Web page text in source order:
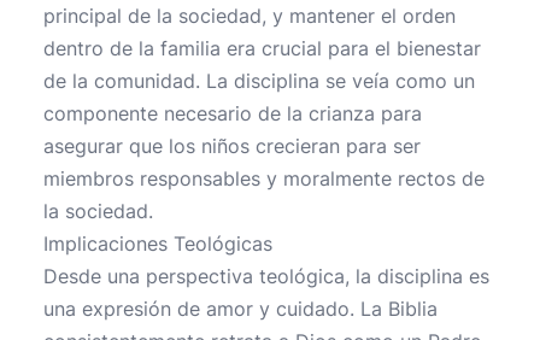
principal de la sociedad, y mantener el orden
dentro de la familia era crucial para el bienestar
de la comunidad. La disciplina se veía como un
componente necesario de la crianza para
asegurar que los niños crecieran para ser
miembros responsables y moralmente rectos de
la sociedad.
Implicaciones Teológicas
Desde una perspectiva teológica, la disciplina es
una expresión de amor y cuidado. La Biblia